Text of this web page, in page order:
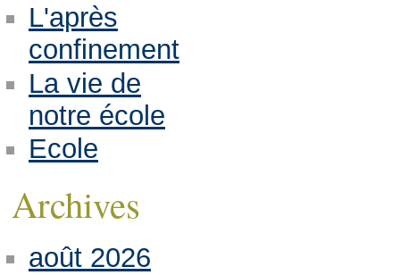
L'après
confinement
La vie de
notre école
Ecole
Archives
août 2026